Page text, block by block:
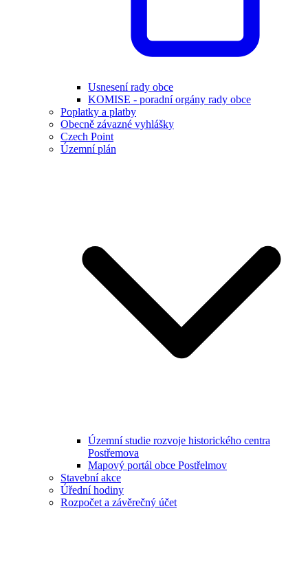
Usnesení rady obce
KOMISE - poradní orgány rady obce
Poplatky a platby
Obecně závazné vyhlášky
Czech Point
Územní plán
Územní studie rozvoje historického centra
Postřemova
Mapový portál obce Postřelmov
Stavební akce
Úřední hodiny
Rozpočet a závěrečný účet